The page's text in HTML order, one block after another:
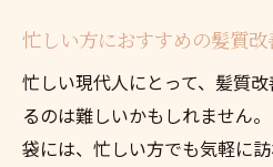
忙しい方におすすめの髪質改
忙しい現代人にとって、髪質
るのは難しいかもしれません
袋には、忙しい方でも気軽に